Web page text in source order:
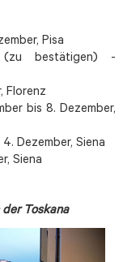
Pisa
(zu bestätigen) -
Florenz
bis 8. Dezember,
Dezember, Siena
Siena
Toskana